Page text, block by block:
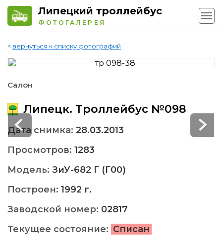
Липецкий троллейбус
ФОТОГАЛЕРЕЯ
< вернуться к списку фотографий
Салон
Липецк. Троллейбус №098
Дата снимка: 28.03.2013
Просмотров: 1283
Модель: ЗиУ-682 Г (Г00)
Построен: 1992 г.
Заводской номер: 02817
Текущее состояние: Списан